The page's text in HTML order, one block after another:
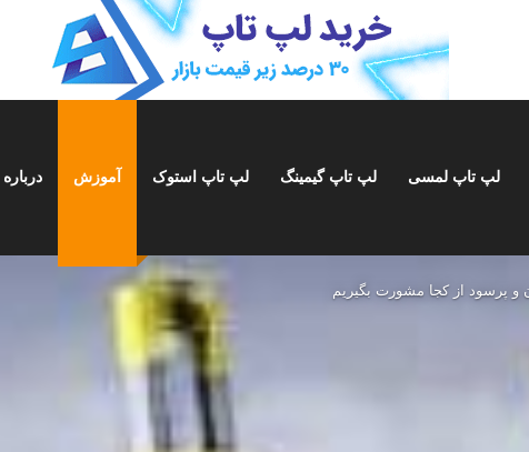
لپ تاپ لمسی لپ تاپ گیمینگ لپ تاپ استوک آموزش
و پرسود از کجا مشورت بگیریم